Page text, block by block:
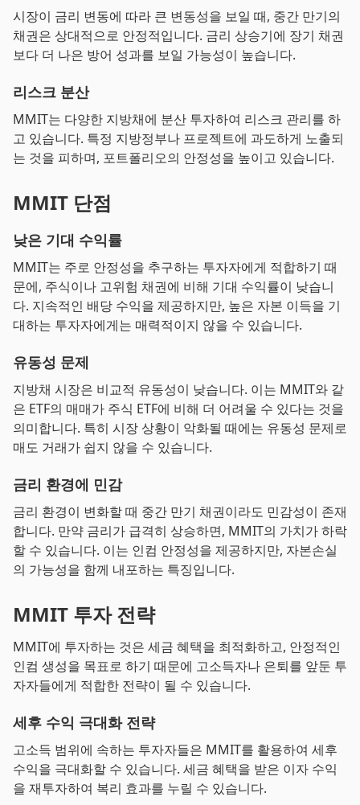
시장이 금리 변동에 따라 큰 변동성을 보일 때, 중간 만기의
채권은 상대적으로 안정적입니다. 금리 상승기에 장기 채권
보다 더 나은 방어 성과를 보일 가능성이 높습니다.
리스크 분산
MMIT는 다양한 지방채에 분산 투자하여 리스크 관리를 하
고 있습니다. 특정 지방정부나 프로젝트에 과도하게 노출되
는 것을 피하며, 포트폴리오의 안정성을 높이고 있습니다.
MMIT 단점
낮은 기대 수익률
MMIT는 주로 안정성을 추구하는 투자자에게 적합하기 때
문에, 주식이나 고위험 채권에 비해 기대 수익률이 낮습니
다. 지속적인 배당 수익을 제공하지만, 높은 자본 이득을 기
대하는 투자자에게는 매력적이지 않을 수 있습니다.
유동성 문제
지방채 시장은 비교적 유동성이 낮습니다. 이는 MMIT와 같
은 ETF의 매매가 주식 ETF에 비해 더 어려울 수 있다는 것을
의미합니다. 특히 시장 상황이 악화될 때에는 유동성 문제로
매도 거래가 쉽지 않을 수 있습니다.
금리 환경에 민감
금리 환경이 변화할 때 중간 만기 채권이라도 민감성이 존재
합니다. 만약 금리가 급격히 상승하면, MMIT의 가치가 하락
할 수 있습니다. 이는 인컴 안정성을 제공하지만, 자본손실
의 가능성을 함께 내포하는 특징입니다.
MMIT 투자 전략
MMIT에 투자하는 것은 세금 혜택을 최적화하고, 안정적인
인컴 생성을 목표로 하기 때문에 고소득자나 은퇴를 앞둔 투
자자들에게 적합한 전략이 될 수 있습니다.
세후 수익 극대화 전략
고소득 범위에 속하는 투자자들은 MMIT를 활용하여 세후
수익을 극대화할 수 있습니다. 세금 혜택을 받은 이자 수익
을 재투자하여 복리 효과를 누릴 수 있습니다.